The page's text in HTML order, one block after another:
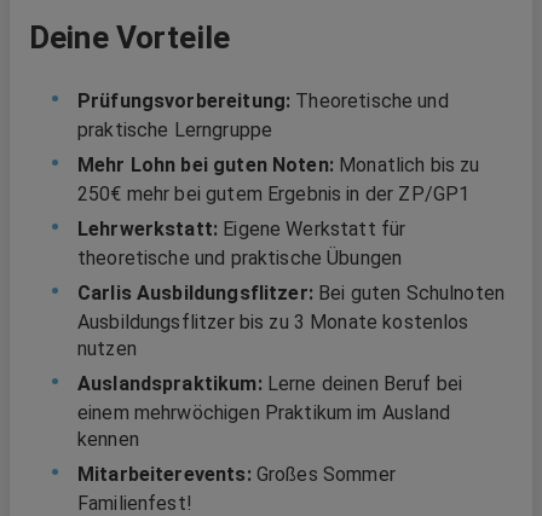
Deine Vorteile
Prüfungsvorbereitung: Theoretische und
praktische Lerngruppe
Mehr Lohn bei guten Noten: Monatlich bis zu
250€ mehr bei gutem Ergebnis in der ZP/GP1
Lehrwerkstatt: Eigene Werkstatt für
theoretische und praktische Übungen
Carlis Ausbildungsflitzer: Bei guten Schulnoten
Ausbildungsflitzer bis zu 3 Monate kostenlos
nutzen
Auslandspraktikum: Lerne deinen Beruf bei
einem mehrwöchigen Praktikum im Ausland
kennen
Mitarbeiterevents: Großes Sommer
Familienfest!